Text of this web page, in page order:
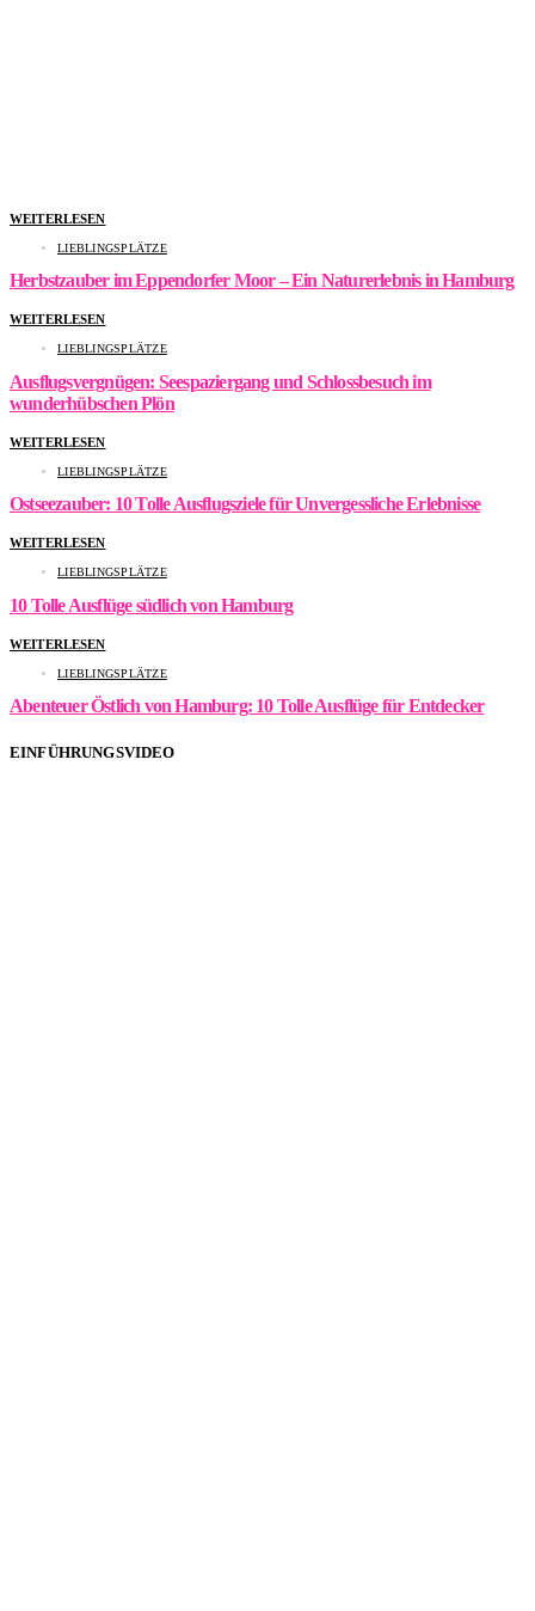
WEITERLESEN
LIEBLINGSPLÄTZE
Herbstzauber im Eppendorfer Moor – Ein Naturerlebnis in Hamburg
WEITERLESEN
LIEBLINGSPLÄTZE
Ausflugsvergnügen: Seespaziergang und Schlossbesuch im
wunderhübschen Plön
WEITERLESEN
LIEBLINGSPLÄTZE
Ostseezauber: 10 Tolle Ausflugsziele für Unvergessliche Erlebnisse
WEITERLESEN
LIEBLINGSPLÄTZE
10 Tolle Ausflüge südlich von Hamburg
WEITERLESEN
LIEBLINGSPLÄTZE
Abenteuer Östlich von Hamburg: 10 Tolle Ausflüge für Entdecker
EINFÜHRUNGSVIDEO